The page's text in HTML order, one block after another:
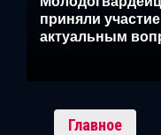
приняли
актуальным
Главное